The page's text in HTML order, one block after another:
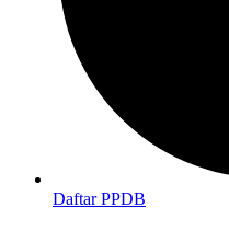
Daftar PPDB